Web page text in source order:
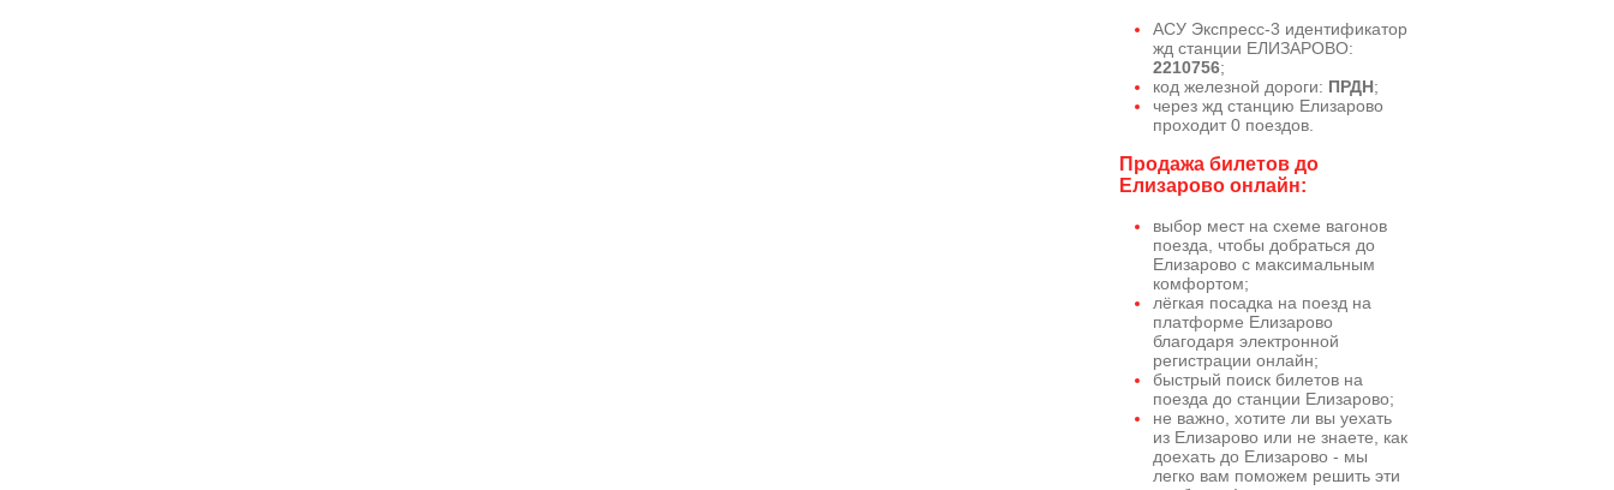
АСУ Экспресс-3 идентификатор
жд станции ЕЛИЗАРОВО:
2210756;
код железной дороги: ПРДН;
через жд станцию Елизарово
проходит 0 поездов.
Продажа билетов до
Елизарово онлайн:
выбор мест на схеме вагонов
поезда, чтобы добраться до
Елизарово с максимальным
комфортом;
лёгкая посадка на поезд на
платформе Елизарово
благодаря электронной
регистрации онлайн;
быстрый поиск билетов на
поезда до станции Елизарово;
не важно, хотите ли вы уехать
из Елизарово или не знаете, как
доехать до Елизарово - мы
легко вам поможем решить эти